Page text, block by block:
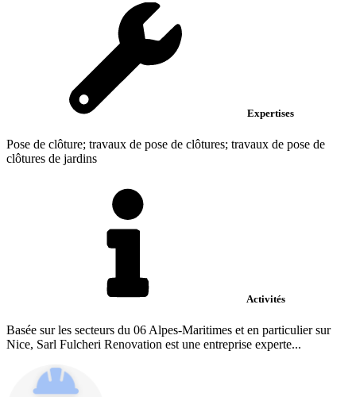
Expertises
Pose de clôture; travaux de pose de clôtures; travaux de pose de
clôtures de jardins
Activités
Basée sur les secteurs du 06 Alpes-Maritimes et en particulier sur
Nice, Sarl Fulcheri Renovation est une entreprise experte...